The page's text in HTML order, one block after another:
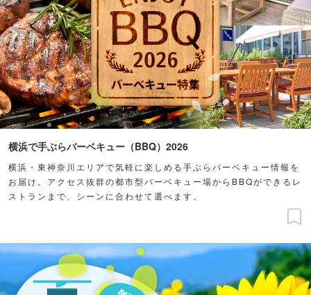
横浜で手ぶらバーベキュー（BBQ）2026
横浜・東神奈川エリアで気軽に楽しめる手ぶらバーベキュー情報を
お届け。アクセス抜群の都市型バーベキュー場からBBQができるレ
ストランまで、シーンに合わせて選べます。